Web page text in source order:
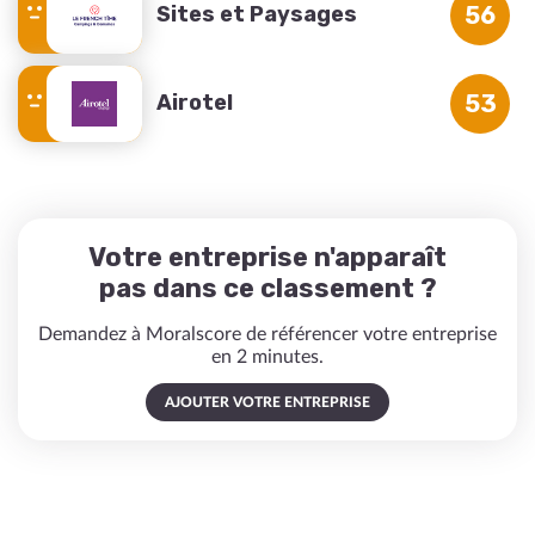
Sites et Paysages 56
Airotel 53
Votre entreprise n'apparaît
pas dans ce classement ?
Demandez à Moralscore de référencer votre entreprise
en 2 minutes.
AJOUTER VOTRE ENTREPRISE